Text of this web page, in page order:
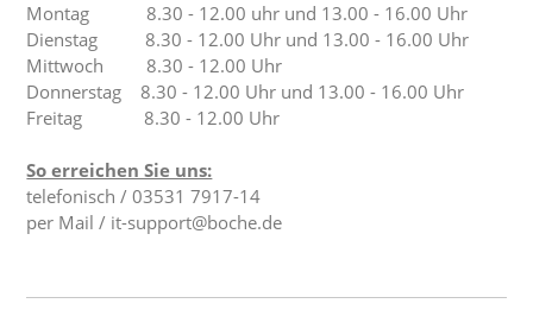
Montag 8.30 - 12.00 uhr und 13.00 - 16.00 Uhr
Dienstag 8.30 - 12.00 Uhr und 13.00 - 16.00 Uhr
Mittwoch 8.30 - 12.00 Uhr
Donnerstag 8.30 - 12.00 Uhr und 13.00 - 16.00 Uhr
Freitag 8.30 - 12.00 Uhr
So erreichen Sie uns:
telefonisch / 03531 7917-14
per Mail / it-support@boche.de